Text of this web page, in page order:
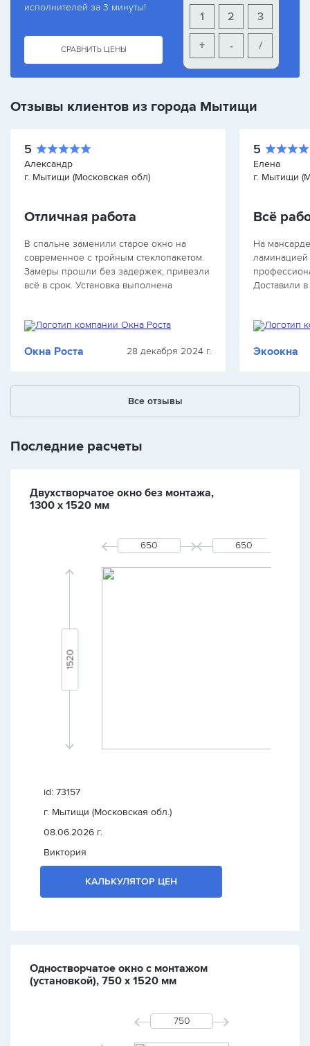
исполнителей за 3 минуты!
СРАВНИТЬ ЦЕНЫ
3
2
1
+ - /
Отзывы клиентов из города Мытищи
5
Александр
г. Мытищи (Московская обл)
Отличная работа
В спальне заменили старое окно на
современное с тройным стеклопакетом.
Замеры прошли без задержек, привезли
всё в срок. Установка выполнена
улицы полностью исключён.…
Окна Роста 28 декабря 2024 г.
5
Елена
г. Мытищи
Всё
На
Доставили
интерьер.
Экоокна
Все отзывы
Последние расчеты
Двухстворчатое окно без монтажа,
1300 х 1520 мм
id: 73157
г. Мытищи (Московская обл.)
08.06.2026 г.
Виктория
КАЛЬКУЛЯТОР ЦЕН
Одностворчатое окно с монтажом
(установкой), 750 х 1520 мм